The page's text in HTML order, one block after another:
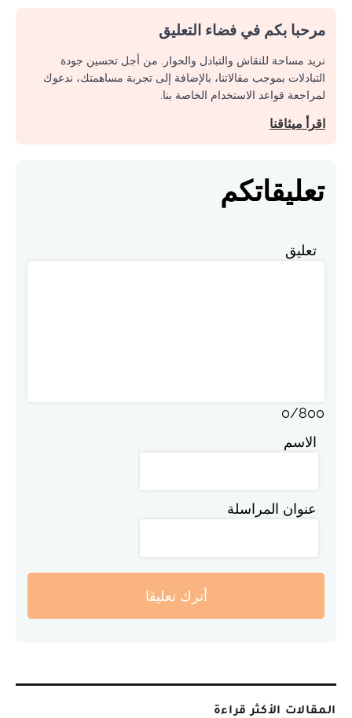
مرحبا بكم في فضاء التعليق
نريد مساحة للنقاش والتبادل والحوار. من أجل تحسين جودة
التبادلات بموجب مقالاتنا، بالإضافة إلى تجربة مساهمتك، ندعوك
لمراجعة قواعد الاستخدام الخاصة بنا.
اقرأ ميثاقنا
تعليقاتكم
تعليق
0/800
الاسم
عنوان المراسلة
أترك تعليقا
المقالات الأكثر قراءة